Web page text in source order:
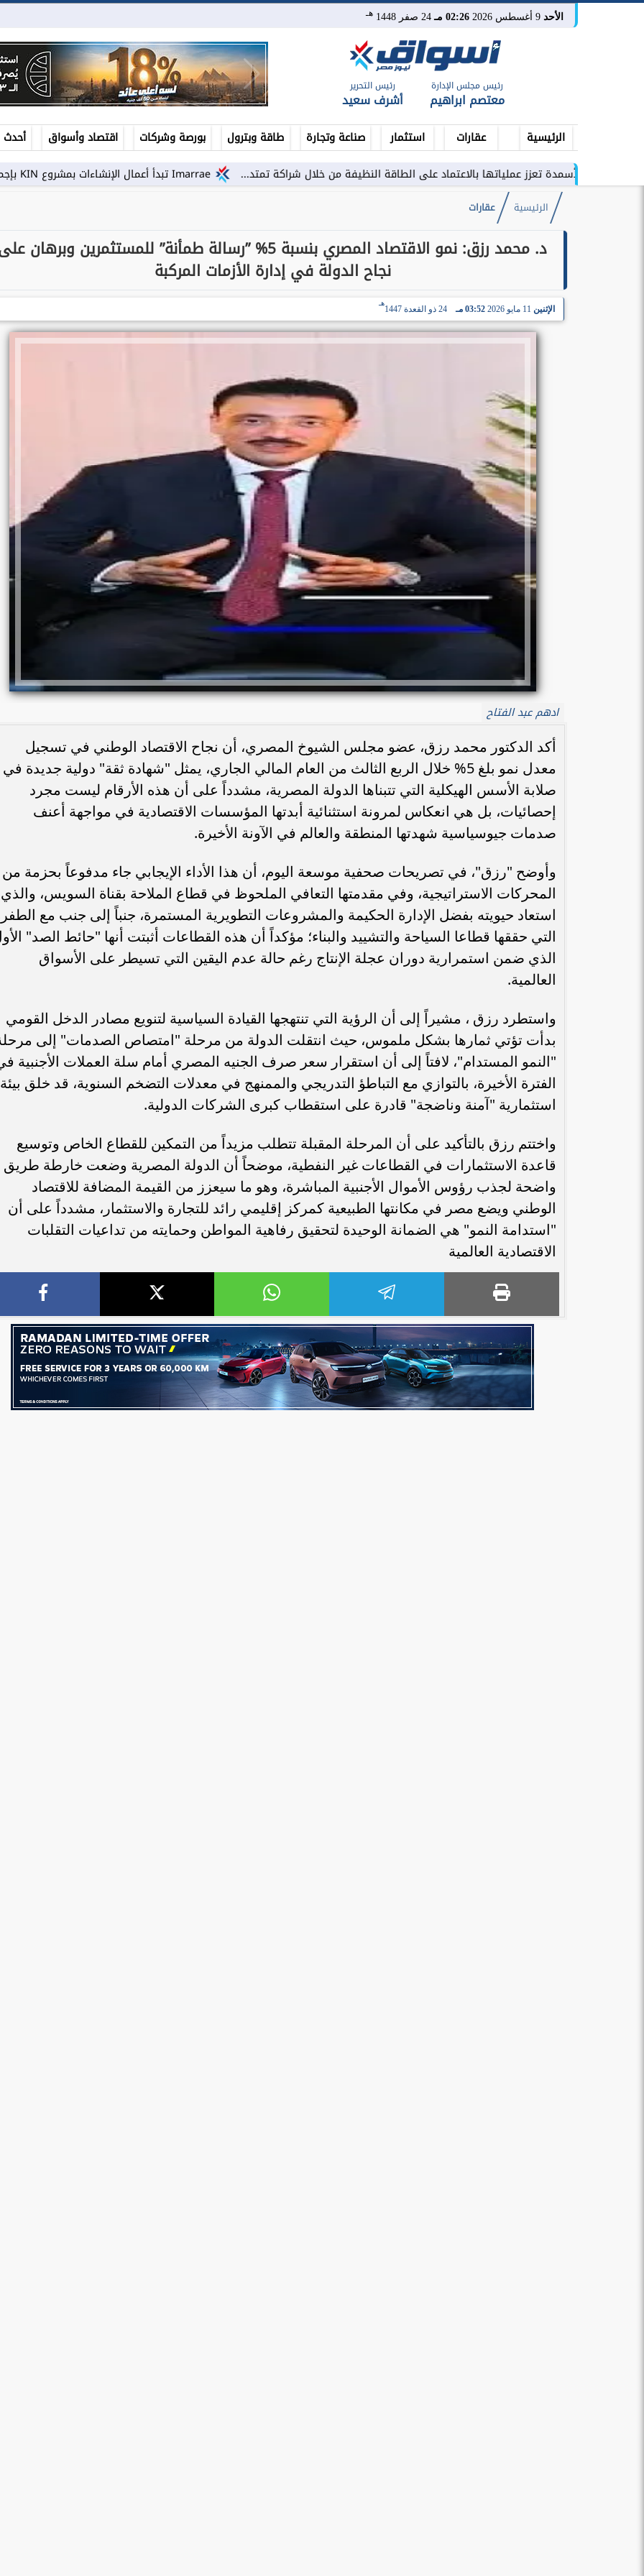
الأحد 02:26 مـ 24 صفر 1448 هـ
رئيس مجلس الإدارة
معتصم ابراهيم
رئيس التحرير
أشرف سعيد
الرئيسية عقارات استثمار صناعة وتجارة طاقة وبترول بورصة وشركات اقتصاد وأسواق
أحدث
Imarrae تبدأ أعمال الإنشاءات بمشروع KIN بإجمالي استثمارات تتجاوز 22 مليار جنيه
تعزز عملياتها بالاعتماد على الطاقة النظيفة من خلال شراكة تمتد...
الرئيسية عقارات
د. محمد رزق: نمو الاقتصاد المصري بنسبة 5% ”رسالة طمأنة” للمستثمرين وبرهان
نجاح الدولة في إدارة الأزمات المركبة
الإثنين 03:52 مـ 24 ذو القعدة 1447
هـ
ادهم عبد الفتاح
أكد الدكتور محمد رزق، عضو مجلس الشيوخ المصري، أن نجاح الاقتصاد الوطني في تسجيل
معدل نمو بلغ 5% خلال الربع الثالث من العام المالي الجاري، يمثل "شهادة ثقة" دولية جديدة في
صلابة الأسس الهيكلية التي تتبناها الدولة المصرية، مشدداً على أن هذه الأرقام ليست مجرد
إحصائيات، بل هي انعكاس لمرونة استثنائية أبدتها المؤسسات الاقتصادية في مواجهة أعنف
صدمات جيوسياسية شهدتها المنطقة والعالم في الآونة الأخيرة.
وأوضح "رزق"، في تصريحات صحفية موسعة اليوم، أن هذا الأداء الإيجابي جاء مدفوعاً بحزمة من
المحركات الاستراتيجية، وفي مقدمتها التعافي الملحوظ في قطاع الملاحة بقناة السويس، والذي
استعاد حيويته بفضل الإدارة الحكيمة والمشروعات التطويرية المستمرة، جنباً إلى جنب مع
التي حققها قطاعا السياحة والتشييد والبناء؛ مؤكداً أن هذه القطاعات أثبتت أنها "حائط الصد"
الذي ضمن استمرارية دوران عجلة الإنتاج رغم حالة عدم اليقين التي تسيطر على الأسواق
العالمية.
واستطرد رزق ، مشيراً إلى أن الرؤية التي تنتهجها القيادة السياسية لتنويع مصادر الدخل القومي
بدأت تؤتي ثمارها بشكل ملموس، حيث انتقلت الدولة من مرحلة "امتصاص الصدمات" إلى
"النمو المستدام"، لافتاً إلى أن استقرار سعر صرف الجنيه المصري أمام سلة العملات الأجنبية
الفترة الأخيرة، بالتوازي مع التباطؤ التدريجي والممنهج في معدلات التضخم السنوية، قد خلق بيئة
استثمارية "آمنة وناضجة" قادرة على استقطاب كبرى الشركات الدولية.
واختتم رزق بالتأكيد على أن المرحلة المقبلة تتطلب مزيداً من التمكين للقطاع الخاص وتوسيع
قاعدة الاستثمارات في القطاعات غير النفطية، موضحاً أن الدولة المصرية وضعت خارطة طريق
واضحة لجذب رؤوس الأموال الأجنبية المباشرة، وهو ما سيعزز من القيمة المضافة للاقتصاد
الوطني ويضع مصر في مكانتها الطبيعية كمركز إقليمي رائد للتجارة والاستثمار، مشدداً على أن
"استدامة النمو" هي الضمانة الوحيدة لتحقيق رفاهية المواطن وحمايته من تداعيات التقلبات
الاقتصادية العالمية